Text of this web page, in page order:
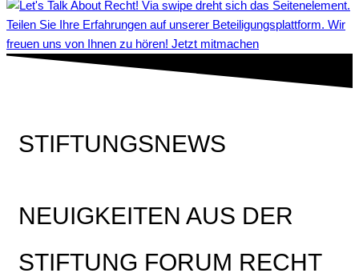
Teilen Sie Ihre Erfahrungen auf unserer Beteiligungsplattform. Wir
freuen uns von Ihnen zu hören! Jetzt mitmachen
STIFTUNGSNEWS
NEUIGKEITEN AUS DER
STIFTUNG FORUM RECHT